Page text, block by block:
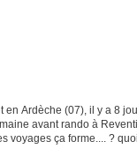
en Ardèche (07), il y a 8
avant rando à
voyages ça forme.... ?